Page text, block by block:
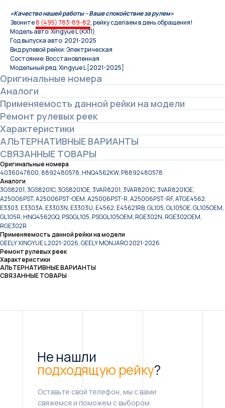
«Качество нашей работы – Ваше спокойствие за рулем»
Звоните8 (495) 783-89-82, рейку сделаем в день обращения!
Модель авто: Xingyue L (KX11)
Год выпуска авто: 2021-2025
Вид рулевой рейки: Электрическая
Состояние: Восстановленная
Модельный ряд: Xingyue L [2021-2025]
Оригинальные номера
Аналоги
Применяемость данной рейки на модели
Ремонт рулевых реек
Характеристики
АЛЬТЕРНАТИВНЫЕ ВАРИАНТЫ
СВЯЗАННЫЕ ТОВАРЫ
Оригинальные номера
4036047800, 8892480578, HNQ4562KW, P8892480578
Аналоги
3GS8201, 3GS8201C, 3GS8201OE, 3VAR8201, 3VAR8201C, 3VAR8201OE,
A25006PST, A25006PST-OEM, A25006PST-R, A25006PST-RF, ATGE4562,
E3303, E3303A, E3303N, E3303U, E4562, E45621RB, GL105, GL105OE, GL105OEM,
GL105R, HNQ4562GQ, PSGGL105, PSGGL105OEM, RGE302N, RGE302OEM,
RGE302R
Применяемость данной рейки на модели
GEELY XINGYUE L 2021-2026, GEELY MONJARO 2021-2026
Ремонт рулевых реек
Характеристики
АЛЬТЕРНАТИВНЫЕ ВАРИАНТЫ
СВЯЗАННЫЕ ТОВАРЫ
Не нашли
подходящую рейку?
Оставьте свой телефон, мы с вами
свяжемся и поможем с выбором